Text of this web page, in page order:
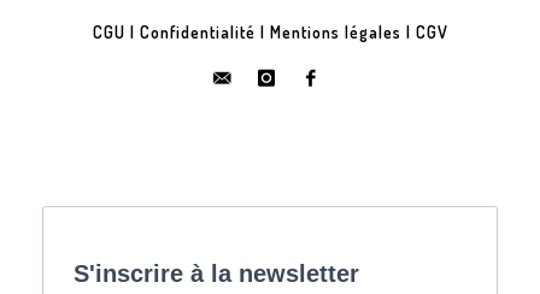
CGU | Confidentialité | Mentions légales | CGV